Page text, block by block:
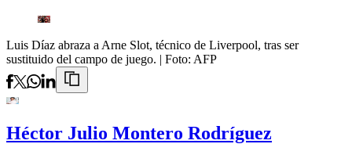
Luis Díaz abraza a Arne Slot, técnico de Liverpool, tras ser
sustituido del campo de juego. | Foto: AFP
Héctor Julio Montero Rodríguez